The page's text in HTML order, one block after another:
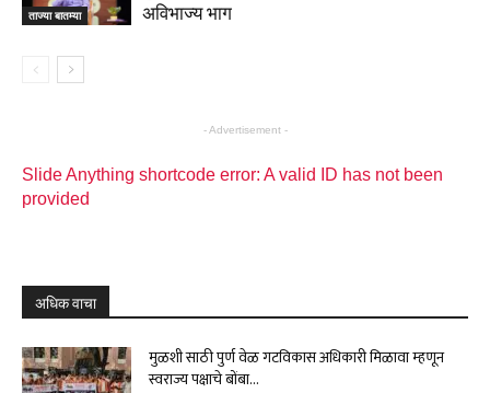
ताज्या बातम्या
अविभाज्य भाग
- Advertisement -
Slide Anything shortcode error: A valid ID has not been
provided
अधिक वाचा
मुळशी साठी पुर्ण वेळ गटविकास अधिकारी मिळावा म्हणून
स्वराज्य पक्षाचे बोंबा...